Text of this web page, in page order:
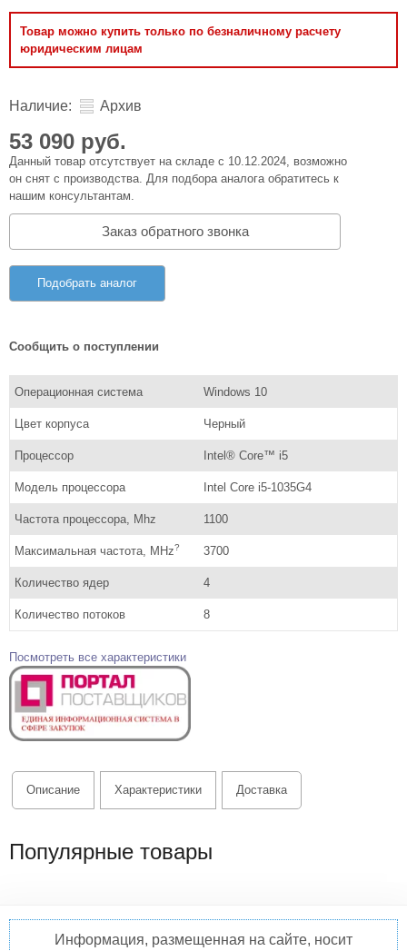
Товар можно купить только по безналичному расчету
юридическим лицам
Наличие: Архив
53 090 руб.
Данный товар отсутствует на складе с 10.12.2024, возможно
он снят с производства. Для подбора аналога обратитесь к
нашим консультантам.
Заказ обратного звонка
Подобрать аналог
Сообщить о поступлении
Операционная система Windows 10
Цвет корпуса Черный
Процессор Intel® Core™ i5
Модель процессора Intel Core i5-1035G4
Частота процессора, Mhz 1100
Максимальная частота, MHz? 3700
Количество ядер 4
Количество потоков 8
Посмотреть все характеристики
Описание Характеристики Доставка
Популярные товары
Информация, размещенная на сайте, носит